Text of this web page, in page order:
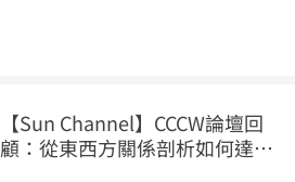
【Sun Channel】CCCW論壇回
顧：從東西方關係剖析如何達至